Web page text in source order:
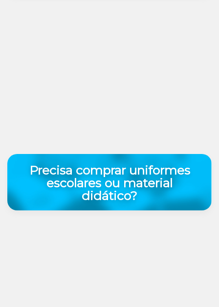
Precisa comprar uniformes
escolares ou material
didático?